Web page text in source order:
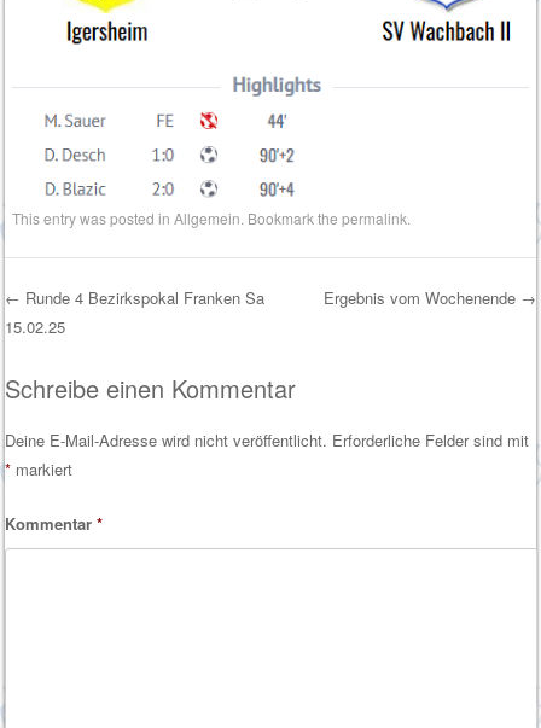
This entry was posted inAllgemein . Bookmark thepermalink
Post navigation
← Runde 4 Bezirkspokal Franken Sa
15.02.25
Ergebnis vom Wochenende →
Schreibe einen Kommentar
Deine E-Mail-Adresse wird nicht veröffentlicht. Erforderliche Felder sind mit
* markiert
Kommentar*